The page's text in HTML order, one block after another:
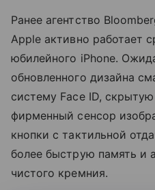
Ранее агентство
Apple активно работает
юбилейного iPhone.
обновленного дизайна
систему Face ID,
фирменный сенсор
кнопки с тактильной
более быструю память и
чистого кремния.